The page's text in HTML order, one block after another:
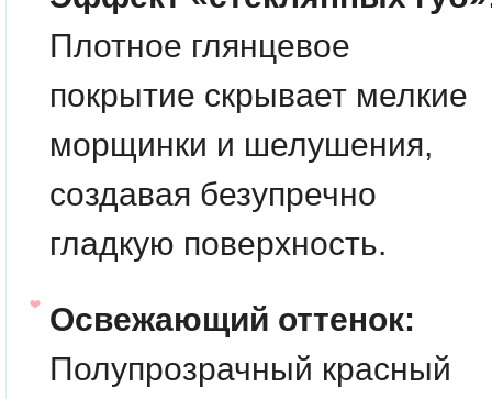
Плотное глянцевое
покрытие скрывает мелкие
морщинки и шелушения,
создавая безупречно
гладкую поверхность.
Освежающий оттенок:
Полупрозрачный красный